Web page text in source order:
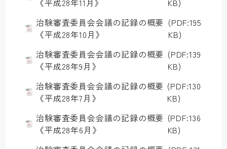
《平成28年11月》
KB)
治験審査委員会会議の記録の概要
《平成28年10月》
(PDF:195
KB)
治験審査委員会会議の記録の概要
《平成28年9月》
(PDF:139
KB)
治験審査委員会会議の記録の概要
《平成28年7月》
(PDF:130
KB)
治験審査委員会会議の記録の概要
《平成28年6月》
(PDF:136
KB)